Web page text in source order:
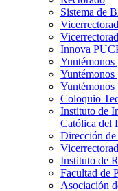
Sistema de
Innova
Coloquio
Instituto de
Católica del
Dirección
Instituto de
Facultad de
Asociación